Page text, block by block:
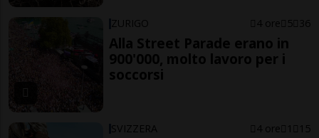
ZURIGO 4 ore 5 36
Alla Street Parade erano in
900'000, molto lavoro per i
soccorsi
SVIZZERA 4 ore 1 15